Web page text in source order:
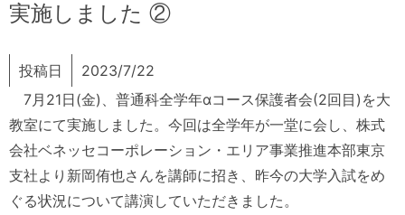
実施しました ②
投稿日
2023/7/22
7月21日(金)、普通科全学年αコース保護者会(2回目)を大
教室にて実施しました。今回は全学年が一堂に会し、株式
会社ベネッセコーポレーション・エリア事業推進本部東京
支社より新岡侑也さんを講師に招き、昨今の大学入試をめ
ぐる状況について講演していただきました。